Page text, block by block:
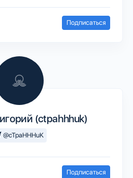
Подписаться
(ctpahhhuk)
@cTpaHHHuK
Подписаться